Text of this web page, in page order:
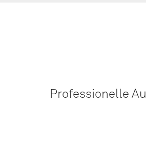
Pro­fes­sio­nel­le